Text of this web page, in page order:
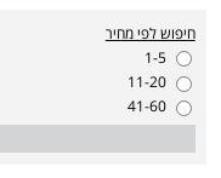
חיפוש לפי מחיר
1-5
11-20
41-60